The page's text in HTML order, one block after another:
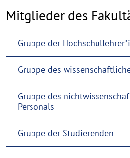
Mitglieder des
Gruppe der
Gruppe des
Gruppe des
Personals
Gruppe der Studierenden